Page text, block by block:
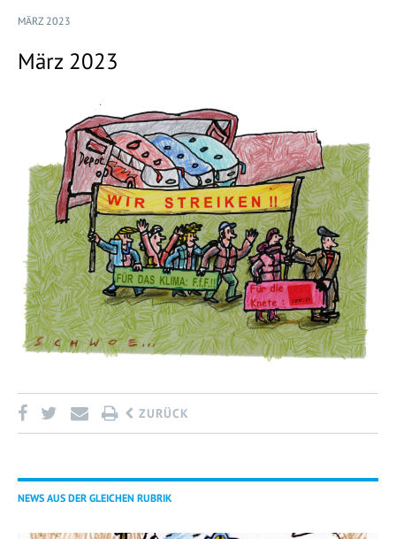
MÄRZ 2023
März 2023
ZURÜCK
NEWS AUS DER GLEICHEN RUBRIK